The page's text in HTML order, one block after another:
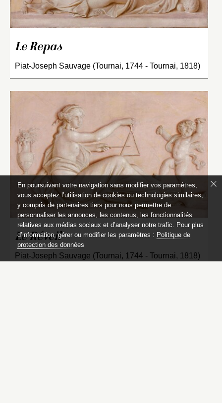
Le Repas
Piat-Joseph Sauvage (Tournai, 1744 - Tournai, 1818)
Le Réveil
Piat-Joseph Sauvage (Tournai, 1744 - Tournai, 1818)
En poursuivant votre navigation sans modifier vos paramètres,
vous acceptez l’utilisation de cookies ou technologies similaires,
y compris de partenaires tiers pour nous permettre de
personnaliser les annonces, les contenus, les fonctionnalités
relatives aux médias sociaux et d’analyser notre trafic. Pour plus
d’information, gérer ou modifier les paramètres : Politique de
protection des données